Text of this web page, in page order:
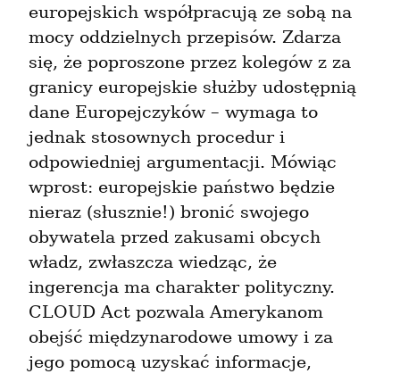
europejskich współpracują ze sobą na
mocy oddzielnych przepisów. Zdarza
się, że poproszone przez kolegów z za
granicy europejskie służby udostępnią
dane Europejczyków – wymaga to
jednak stosownych procedur i
odpowiedniej argumentacji. Mówiąc
wprost: europejskie państwo będzie
nieraz (słusznie!) bronić swojego
obywatela przed zakusami obcych
władz, zwłaszcza wiedząc, że
ingerencja ma charakter polityczny.
CLOUD Act pozwala Amerykanom
obejść międzynarodowe umowy i za
jego pomocą uzyskać informacje,